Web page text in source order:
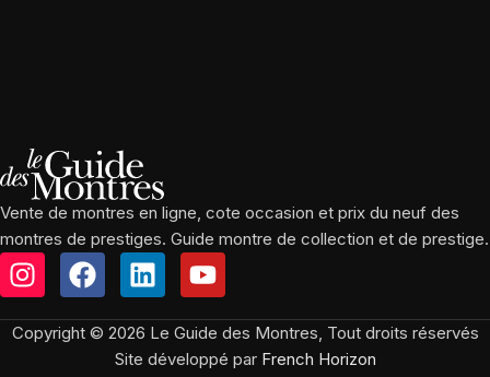
Vente de montres en ligne, cote occasion et prix du neuf des
montres de prestiges. Guide montre de collection et de prestige.
Copyright © 2026 Le Guide des Montres, Tout droits réservés
Site développé par French Horizon